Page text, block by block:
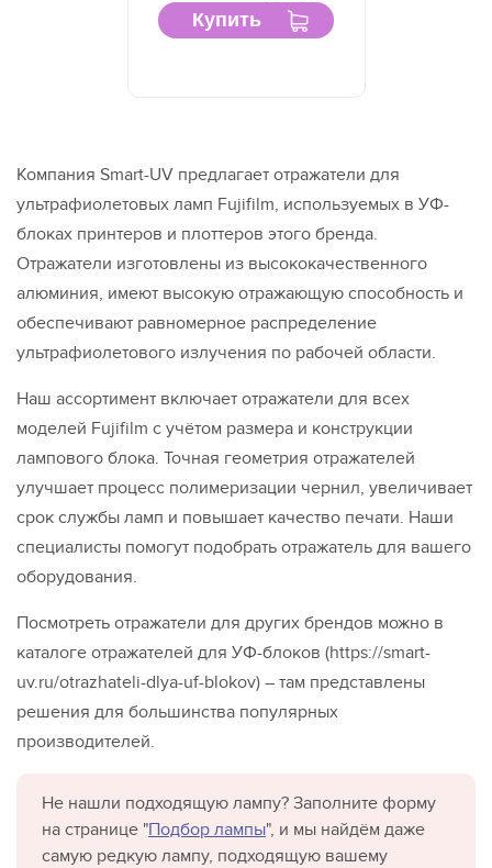
Купить
Компания Smart-UV предлагает отражатели для
ультрафиолетовых ламп Fujifilm, используемых в УФ-
блоках принтеров и плоттеров этого бренда.
Отражатели изготовлены из высококачественного
алюминия, имеют высокую отражающую способность и
обеспечивают равномерное распределение
ультрафиолетового излучения по рабочей области.
Наш ассортимент включает отражатели для всех
моделей Fujifilm с учётом размера и конструкции
лампового блока. Точная геометрия отражателей
улучшает процесс полимеризации чернил, увеличивает
срок службы ламп и повышает качество печати. Наши
специалисты помогут подобрать отражатель для вашего
оборудования.
Посмотреть отражатели для других брендов можно в
каталоге отражателей для УФ-блоков (https://smart-
uv.ru/otrazhateli-dlya-uf-blokov) – там представлены
решения для большинства популярных
производителей.
Не нашли подходящую лампу? Заполните форму
на странице "Подбор лампы", и мы найдём даже
самую редкую лампу, подходящую вашему